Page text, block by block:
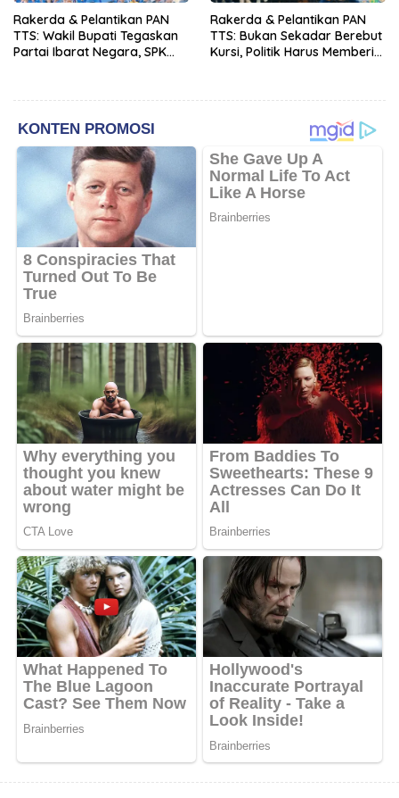
Rakerda & Pelantikan PAN
TTS: Wakil Bupati Tegaskan
Partai Ibarat Negara, SPK
Uang
Rakerda & Pelantikan PAN
TTS: Bukan Sekadar Berebut
Kursi, Politik Harus Memberi